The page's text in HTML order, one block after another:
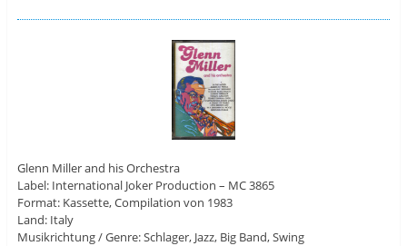
Glenn Miller and his Orchestra
Label: International Joker Production – MC 3865
Format: Kassette, Compilation von 1983
Land: Italy
Musikrichtung / Genre: Schlager, Jazz, Big Band, Swing